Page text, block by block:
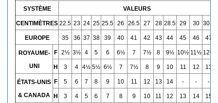
SYSTÈME VALEURS
CENTIMÈTRES 22.5 23 24 25 25.5 26 26.5 27 28 28.5 29 30 30.5
EUROPE 35 36 37 38 39 40 41 42 43 44 45 46 47
ROYAUME-
UNI
F 2½ 3½ 4 5 6 6½ 7 7½ 8 9½ 10½ 11½ 12½
H 3 4 4½ 5½ 6½ 7 7½ 8 9 10 11 12 13
ÉTATS-UNIS
& CANADA
F 5 6 7 8 9 10 11 12 13 14 - - -
H 3 4 5 6 7 8 9 10 11 12 13 14 15